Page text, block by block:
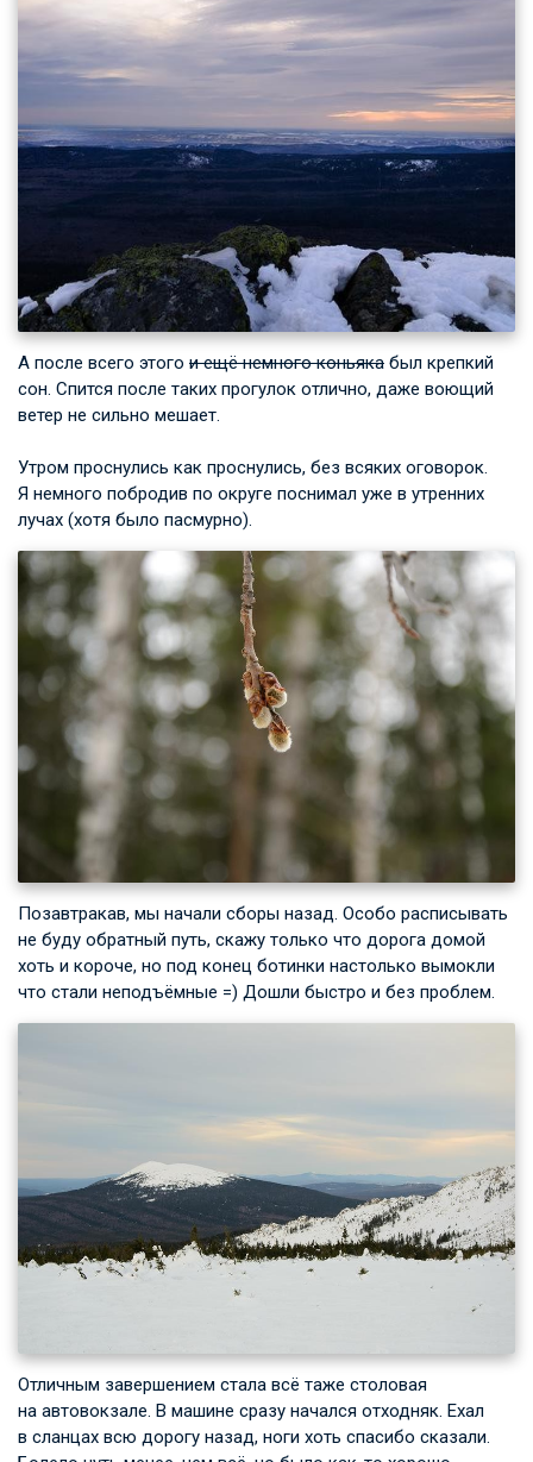
А после всего этого и ещё немного коньяка был крепкий
сон. Спится после таких прогулок отлично, даже воющий
ветер не сильно мешает.
Утром проснулись как проснулись, без всяких оговорок.
Я немного побродив по округе поснимал уже в утренних
лучах (хотя было пасмурно).
Позавтракав, мы начали сборы назад. Особо расписывать
не буду обратный путь, скажу только что дорога домой
хоть и короче, но под конец ботинки настолько вымокли
что стали неподъёмные =) Дошли быстро и без проблем.
Отличным завершением стала всё таже столовая
на автовокзале. В машине сразу начался отходняк. Ехал
в сланцах всю дорогу назад, ноги хоть спасибо сказали.